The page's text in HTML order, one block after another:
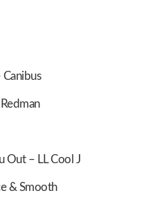
Canibus
Out – LL Cool J
& Smooth